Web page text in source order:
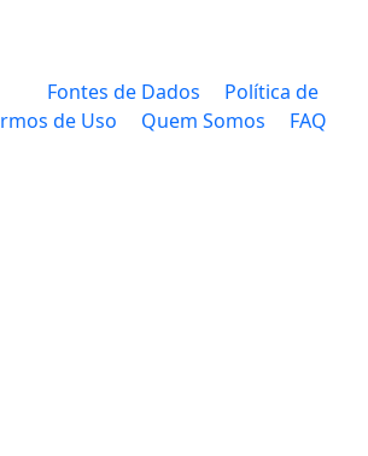
Fontes de Dados
Política de
de Uso Quem Somos FAQ